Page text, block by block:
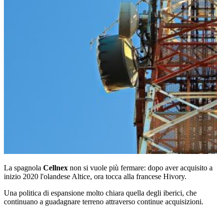
La spagnola Cellnex non si vuole più fermare: dopo aver acquisito a
inizio 2020 l'olandese Altice, ora tocca alla francese Hivory.
Una politica di espansione molto chiara quella degli iberici, che
continuano a guadagnare terreno attraverso continue acquisizioni.